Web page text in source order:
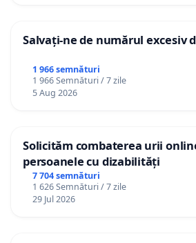
Salvați-ne de numărul excesiv
1 966 semnături
1 966 Semnături / 7 zile
5 Aug 2026
Solicităm combaterea urii
persoanele cu dizabilități
7 704 semnături
1 626 Semnături / 7 zile
29 Jul 2026